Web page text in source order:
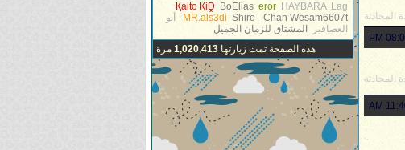
المحادثة
08:08
المحادثة
11:40
Қaito ҚiḒ
BoElias eror HAYBARA Lag
MR.als3di Shiro - Chan Wesam6607t
أبو
العصافير
المشتاق للزمان الجميل
هذه الصفحة تمت زيارتها 1,020,413 مرة